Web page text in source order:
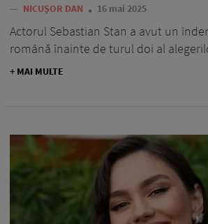
— NICUȘOR DAN 16 mai 2025
Actorul Sebastian Stan a avut un
română înainte de turul doi al
+ MAI MULTE